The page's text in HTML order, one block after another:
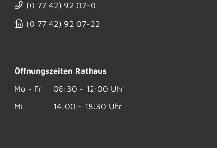
(0 77 42) 92 07-0
(0 77 42) 92 07-22
Öffnungszeiten Rathaus
Mo - Fr
08:30 - 12:00 Uhr
Mi
14:00 - 18:30 Uhr